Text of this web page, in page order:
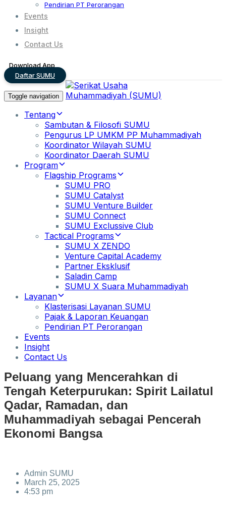
Pendirian PT Perorangan
Events
Insight
Contact Us
Download App
Daftar SUMU
Toggle navigation
Tentang
Sambutan & Filosofi SUMU
Pengurus LP UMKM PP Muhammadiyah
Koordinator Wilayah SUMU
Koordinator Daerah SUMU
Program
Flagship Programs
SUMU PRO
SUMU Catalyst
SUMU Venture Builder
SUMU Connect
SUMU Exclussive Club
Tactical Programs
SUMU X ZENDO
Venture Capital Academy
Partner Eksklusif
Saladin Camp
SUMU X Suara Muhammadiyah
Layanan
Klasterisasi Layanan SUMU
Pajak & Laporan Keuangan
Pendirian PT Perorangan
Events
Insight
Contact Us
Peluang yang Mencerahkan di
Tengah Keterpurukan: Spirit Lailatul
Qadar, Ramadan, dan
Muhammadiyah sebagai Pencerah
Ekonomi Bangsa
Admin SUMU
March 25, 2025
4:53 pm